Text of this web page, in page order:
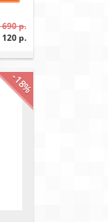
690 р.
120 р.
-18%